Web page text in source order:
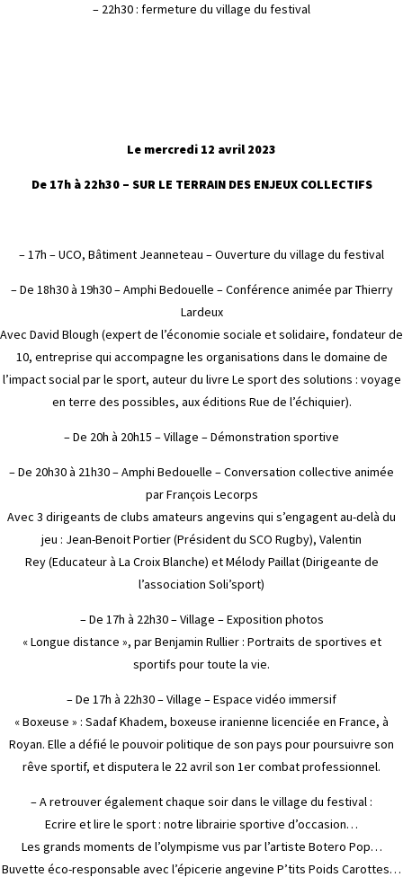
– 22h30 : fermeture du village du festival
Le mercredi 12 avril 2023
De 17h à 22h30 – SUR LE TERRAIN DES ENJEUX COLLECTIFS
– 17h – UCO, Bâtiment Jeanneteau – Ouverture du village du festival
– De 18h30 à 19h30 – Amphi Bedouelle – Conférence animée par Thierry
Lardeux
Avec David Blough (expert de l’économie sociale et solidaire, fondateur de
10, entreprise qui accompagne les organisations dans le domaine de
l’impact social par le sport, auteur du livre Le sport des solutions : voyage
en terre des possibles, aux éditions Rue de l’échiquier).
– De 20h à 20h15 – Village – Démonstration sportive
– De 20h30 à 21h30 – Amphi Bedouelle – Conversation collective animée
par François Lecorps
Avec 3 dirigeants de clubs amateurs angevins qui s’engagent au-delà du
jeu : Jean-Benoit Portier (Président du SCO Rugby), Valentin
Rey (Educateur à La Croix Blanche) et Mélody Paillat (Dirigeante de
l’association Soli’sport)
– De 17h à 22h30 – Village – Exposition photos
« Longue distance », par Benjamin Rullier : Portraits de sportives et
sportifs pour toute la vie.
– De 17h à 22h30 – Village – Espace vidéo immersif
« Boxeuse » : Sadaf Khadem, boxeuse iranienne licenciée en France, à
Royan. Elle a défié le pouvoir politique de son pays pour poursuivre son
rêve sportif, et disputera le 22 avril son 1er combat professionnel.
– A retrouver également chaque soir dans le village du festival :
Ecrire et lire le sport : notre librairie sportive d’occasion…
Les grands moments de l’olympisme vus par l’artiste Botero Pop…
Buvette éco-responsable avec l’épicerie angevine P’tits Poids Carottes…